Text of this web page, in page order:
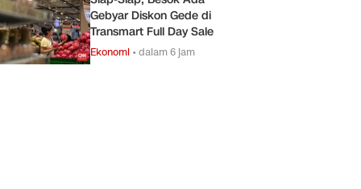
Gebyar Diskon Gede di
Transmart Full Day Sale
Ekonomi •dalam 6 jam